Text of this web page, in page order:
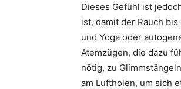
Dieses Gefühl ist
ist, damit der Rauch
und Yoga oder
Atemzügen, die dazu
nötig, zu
am Luftholen, um sich